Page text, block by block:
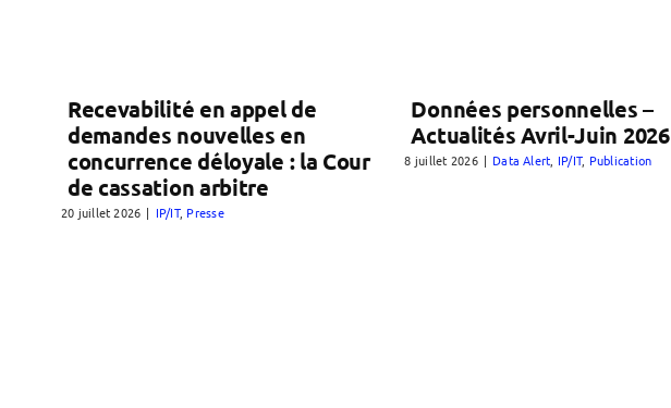
Recevabilité en appel de
demandes nouvelles en
concurrence déloyale : la Cour
de cassation arbitre
20 juillet 2026 | IP/IT, Presse
Données personnelles –
Actualités Avril-Juin 2026
8 juillet 2026 | Data Alert IP/IT, Publication